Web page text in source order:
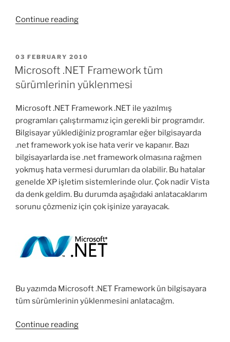
Continue reading“Windows
ve
çoklu
oturum
açabilmek”
POSTED
ON
03 FEBRUARY 2010
Microsoft .NET Framework tüm
sürümlerinin yüklenmesi
Microsoft .NET Framework .NET ile yazılmış
programları çalıştırmamız için gerekli bir programdır.
Bilgisayar yüklediğiniz programlar eğer bilgisayarda
.net framework yok ise hata verir ve kapanır. Bazı
bilgisayarlarda ise .net framework olmasına rağmen
yokmuş hata vermesi durumları da olabilir. Bu hatalar
genelde XP işletim sistemlerinde olur. Çok nadir Vista
da denk geldim. Bu durumda aşağıdaki anlatacaklarım
sorunu çözmeniz için çok işinize yarayacak.
Bu yazımda Microsoft .NET Framework ün bilgisayara
tüm sürümlerinin yüklenmesini anlatacağm.
Continue reading“Microsoft